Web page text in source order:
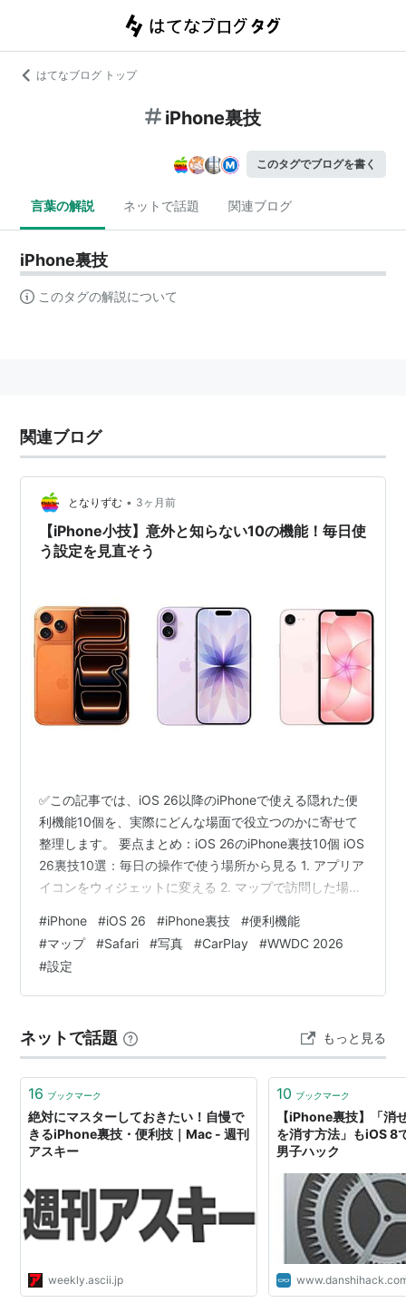
はてなブログ トップ
iPhone裏技
このタグでブログを書く
言葉の解説 ネットで話題 関連ブログ
iPhone裏技
このタグの解説について
関連ブログ
となりずむ • 3ヶ月前
【iPhone小技】意外と知らない10の機能！毎日使
う設定を見直そう
✅この記事では、iOS 26以降のiPhoneで使える隠れた便
利機能10個を、実際にどんな場面で役立つのかに寄せて
整理します。 要点まとめ：iOS 26のiPhone裏技10個 iOS
26裏技10選：毎日の操作で使う場所から見る 1. アプリア
イコンをウィジェットに変える 2. マップで訪問した場所
ロック画面ボタンを別の機能に変える 5. 背面タップにス
クショやショートカットを割り当てる 6. SafariやPDFを
フルページで保存する 7. アプリやホーム画面ページを非
表示にする 8. コントロールセンターからタイマーを素早
#iPhone #iOS 26 #iPhone裏技 #便利機能
#マップ #Safari #写真 #CarPlay #WWDC 2026
#設定
ネットで話題 もっと見る
16 ブックマーク
絶対にマスターしておきたい！自慢で
きるiPhone裏技・便利技｜Mac - 週刊
アスキー
weekly.ascii.jp
10 ブックマーク
【iPhone裏技】「消
を消す方法」もiOS 8
男子ハック